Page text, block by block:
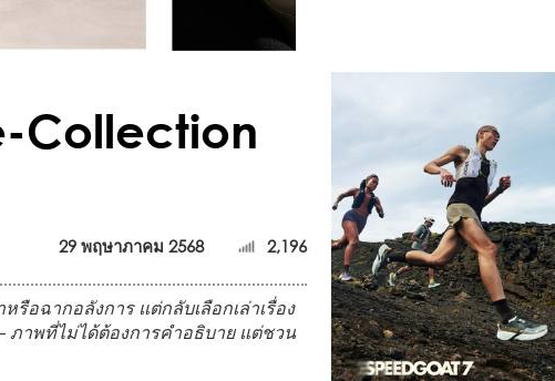
Collection
29 พฤษาภาคม 2568 2,196
รือฉากอลังการ แต่กลับเลือกเล่าเรื่อง
ภาพที่ไม่ได้ต้องการคำอธิบาย แต่ชวน